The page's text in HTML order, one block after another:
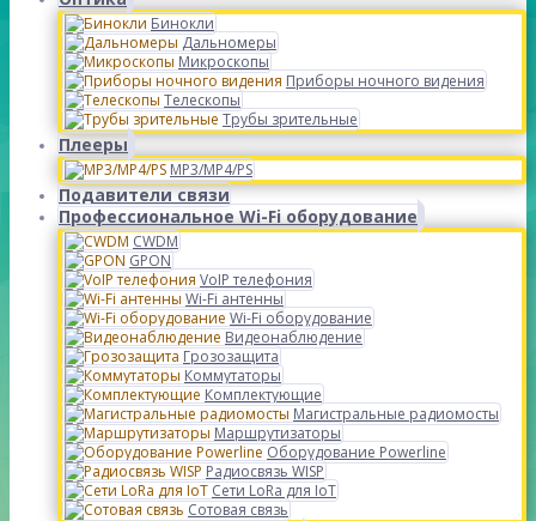
Бинокли
Дальномеры
Микроскопы
Приборы ночного видения
Телескопы
Трубы зрительные
Плееры
MP3/MP4/PS
Подавители связи
Профессиональное Wi-Fi оборудование
CWDM
GPON
VoIP телефония
Wi-Fi антенны
Wi-Fi оборудование
Видеонаблюдение
Грозозащита
Коммутаторы
Комплектующие
Магистральные радиомосты
Маршрутизаторы
Оборудование Powerline
Радиосвязь WISP
Сети LoRa для IoT
Сотовая связь